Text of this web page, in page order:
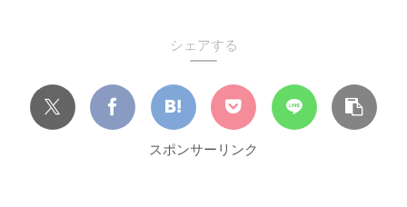
シェアする
スポンサーリンク